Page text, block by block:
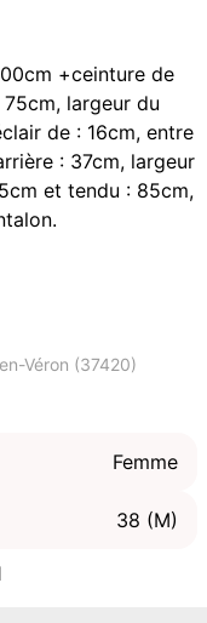
+ceinture de
largeur du
de : 16cm, entre
: 37cm, largeur
et tendu : 85cm,
Véron (37420)
Femme
38 (M)